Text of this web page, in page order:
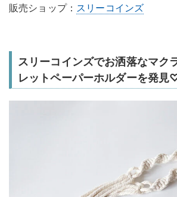
販売ショップ： スリーコインズ
スリーコインズでお洒落なマク
レットペーパーホルダーを発見